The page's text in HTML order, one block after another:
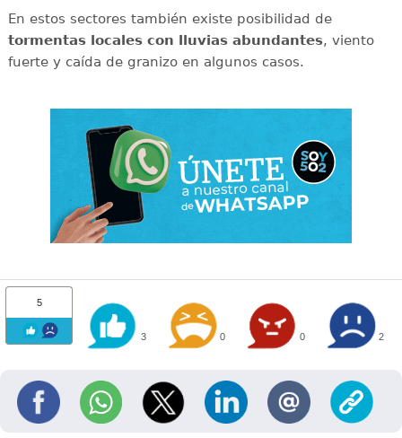
En estos sectores también existe posibilidad de
tormentas locales con lluvias abundantes, viento
fuerte y caída de granizo en algunos casos.
5
3 0 0 2